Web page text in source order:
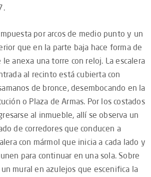
por arcos de medio punto y un
que en la parte baja hace forma de
anexa una torre con reloj. La escalera
al recinto está cubierta con
de bronce, desembocando en la
o Plaza de Armas. Por los costados
al inmueble, allí se observa un
de corredores que conducen a
con mármol que inicia a cada lado y
para continuar en una sola. Sobre
mural en azulejos que escenifica la